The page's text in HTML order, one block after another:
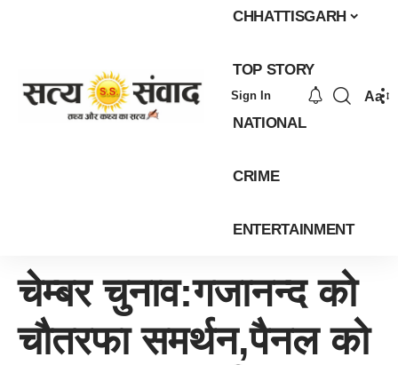
CHHATTISGARH
TOP STORY
NATIONAL
CRIME
ENTERTAINMENT
Sign In Aa
चेम्बर चुनाव:गजानन्द को
चौतरफा समर्थन,पैनल को